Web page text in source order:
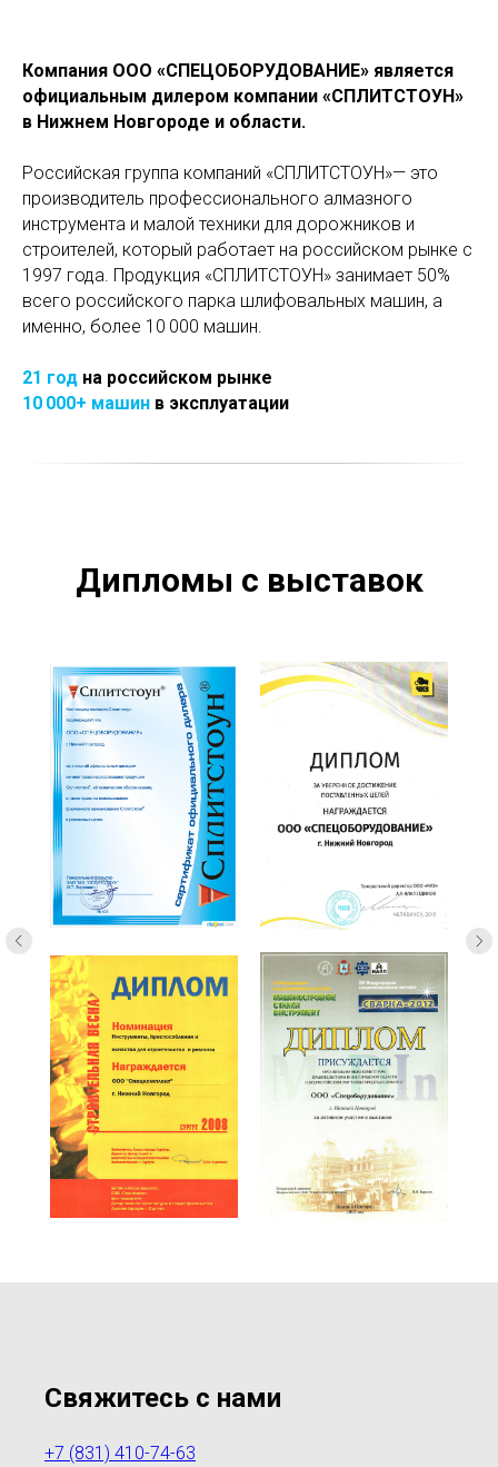
Компания ООО «СПЕЦОБОРУДОВАНИЕ» является
официальным дилером компании «СПЛИТСТОУН»
в Нижнем Новгороде и области.
Российская группа компаний «СПЛИТСТОУН»— это
производитель профессионального алмазного
инструмента и малой техники для дорожников и
строителей, который работает на российском рынке с
1997 года. Продукция «СПЛИТСТОУН» занимает 50%
всего российского парка шлифовальных машин, а
именно, более 10 000 машин.
21 год на российском рынке
10 000+ машин в эксплуатации
Дипломы с выставок
Свяжитесь с нами
+7 (831) 410-74-63